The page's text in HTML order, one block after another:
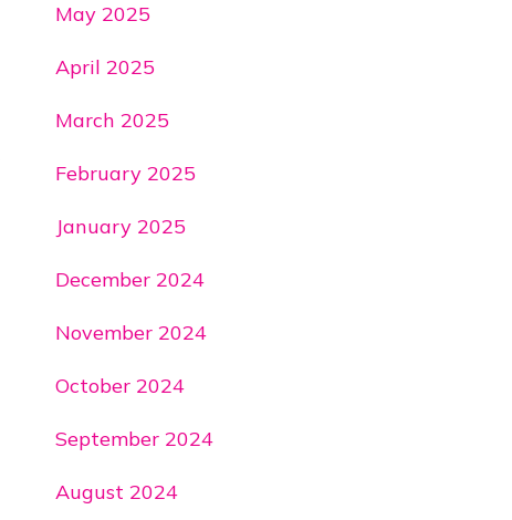
May 2025
April 2025
March 2025
February 2025
January 2025
December 2024
November 2024
October 2024
September 2024
August 2024